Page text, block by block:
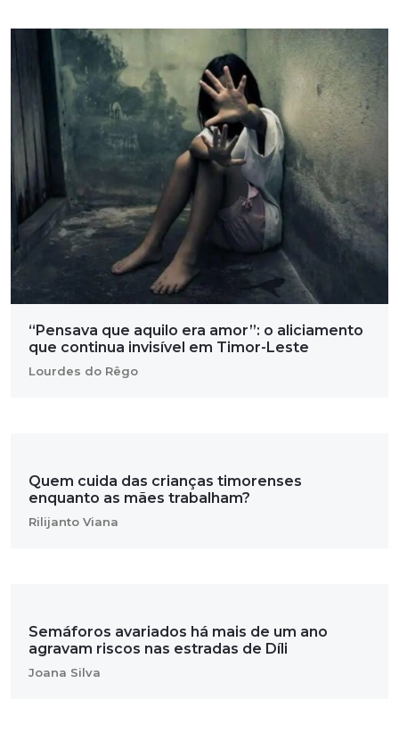
“Pensava que aquilo era amor”: o aliciamento
que continua invisível em Timor-Leste
Lourdes do Rêgo
Quem cuida das crianças timorenses
enquanto as mães trabalham?
Rilijanto Viana
Semáforos avariados há mais de um ano
agravam riscos nas estradas de Díli
Joana Silva